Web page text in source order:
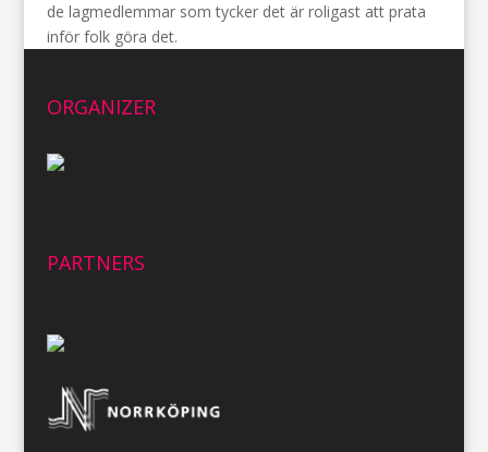
de lagmedlemmar som tycker det är roligast att prata
inför folk göra det.
ORGANIZER
PARTNERS